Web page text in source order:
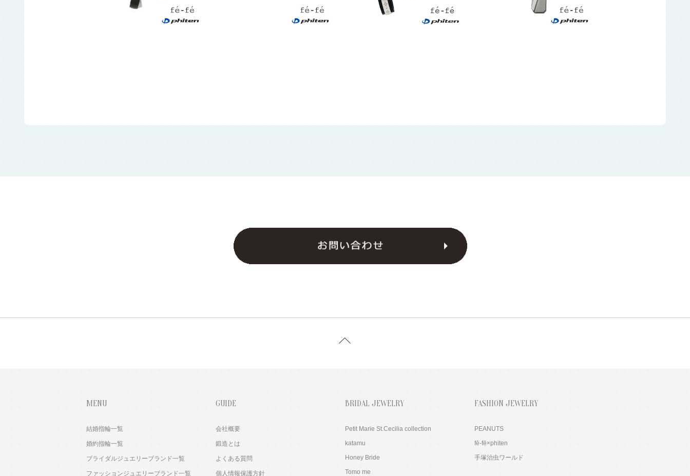
MENU
結婚指輪一覧
婚約指輪一覧
ブライダルジュエリーブランド一覧
ファッションジュエリーブランド一覧
GUIDE
会社概要
鍛造とは
よくある質問
個人情報保護方針
BRIDAL JEWELRY
Petit Marie St.Cecilia collection
katamu
Honey Bride
Tomo me
FASHION JEWELRY
PEANUTS
fē-fē×phiten
手塚治虫ワールド